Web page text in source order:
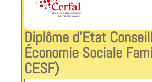
Diplôme d’Etat
Économie Sociale
CESF)